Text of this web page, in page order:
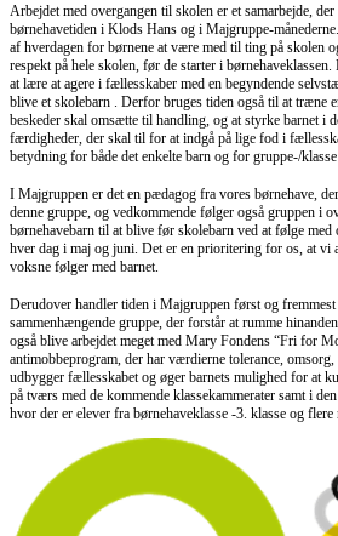
Arbejdet med overgangen til skolen er et samarbejde,
børnehavetiden i Klods Hans og i Majgruppe-
af hverdagen for børnene at være med til ting på skolen
respekt på hele skolen, før de starter i
at lære at agere i fællesskaber med en begyndende
blive et skolebarn . Derfor bruges tiden også til at træne
beskeder skal omsætte til handling, og at styrke barnet i
færdigheder, der skal til for at indgå på lige fod i
betydning for både det enkelte barn og for gruppe-/
I Majgruppen er det en pædagog fra vores børnehave,
denne gruppe, og vedkommende følger også gruppen i
børnehavebarn til at blive før skolebarn ved at følge
hver dag i maj og juni. Det er en prioritering for os, at vi
voksne følger med barnet.
Derudover handler tiden i Majgruppen først og fremmest
sammenhængende gruppe, der forstår at rumme
også blive arbejdet meget med Mary Fondens “Fri for
antimobbeprogram, der har værdierne tolerance,
udbygger fællesskabet og øger barnets mulighed for at
på tværs med de kommende klassekammerater samt i
hvor der er elever fra børnehaveklasse -3. klasse og